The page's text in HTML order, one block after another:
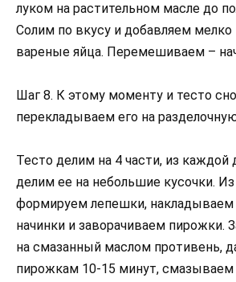
луком на растительном масле до
Солим по вкусу и добавляем мелко
вареные яйца. Перемешиваем –
Шаг 8. К этому моменту и тесто
перекладываем его на
Тесто делим на 4 части, из каждой
делим ее на небольшие кусочки.
формируем лепешки,
начинки и заворачиваем пирожки.
на смазанный маслом противень,
пирожкам 10-15 минут,